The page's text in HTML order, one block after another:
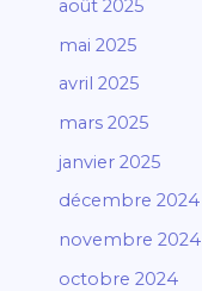
août 2025
mai 2025
avril 2025
mars 2025
janvier 2025
décembre 2024
novembre 2024
octobre 2024